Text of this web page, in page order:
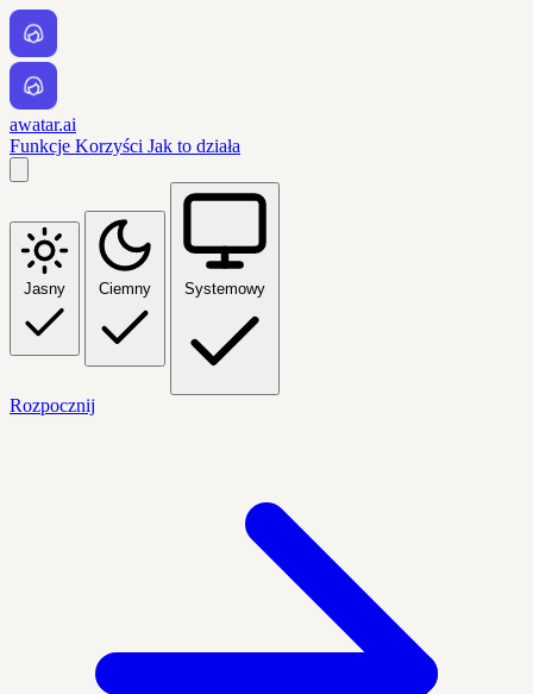
awatar.ai
Funkcje Korzyści Jak to działa
Jasny Ciemny Systemowy
Rozpocznij